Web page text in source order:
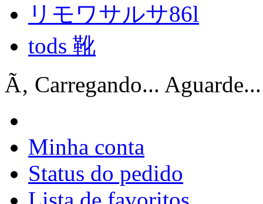
リモワサルサ86l
tods 靴
Ã‚ Carregando... Aguarde...
Minha conta
Status do pedido